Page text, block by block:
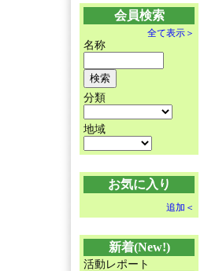
会員検索
全て表示＞
名称
分類
地域
お気に入り
追加＜
新着(New!)
活動レポート